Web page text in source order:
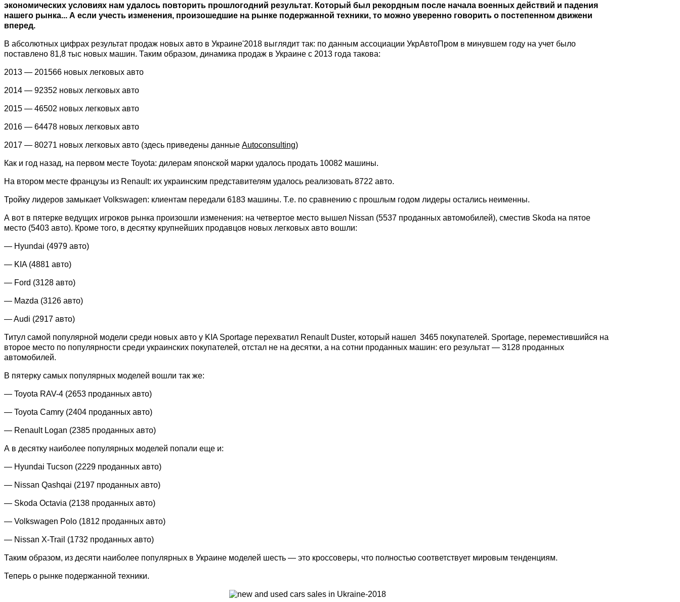
экономических условиях нам удалось повторить прошлогодний результат. Который был рекордным после начала военных действий и падения
нашего рынка... А если учесть изменения, произошедшие на рынке подержанной техники, то можно уверенно говорить о постепенном движени
вперед.
В абсолютных цифрах результат продаж новых авто в Украине'2018 выглядит так: по данным ассоциации УкрАвтоПром в минувшем году на учет было
поставлено 81,8 тыс новых машин. Таким образом, динамика продаж в Украине с 2013 года такова:
2013 — 201566 новых легковых авто
2014 — 92352 новых легковых авто
2015 — 46502 новых легковых авто
2016 — 64478 новых легковых авто
2017 — 80271 новых легковых авто (здесь приведены данные Autoconsulting)
Как и год назад, на первом месте Toyota: дилерам японской марки удалось продать 10082 машины.
На втором месте французы из Renault: их украинским представителям удалось реализовать 8722 авто.
Тройку лидеров замыкает Volkswagen: клиентам передали 6183 машины. Т.е. по сравнению с прошлым годом лидеры остались неименны.
А вот в пятерке ведущих игроков рынка произошли изменения: на четвертое место вышел Nissan (5537 проданных автомобилей), сместив Skoda на пятое
место (5403 авто). Кроме того, в десятку крупнейших продавцов новых легковых авто вошли:
— Hyundai (4979 авто)
— KIA (4881 авто)
— Ford (3128 авто)
— Mazda (3126 авто)
— Audi (2917 авто)
Титул самой популярной модели среди новых авто у KIA Sportage перехватил Renault Duster, который нашел 3465 покупателей. Sportage, переместившийся на
второе место по популярности среди украинских покупателей, отстал не на десятки, а на сотни проданных машин: его результат — 3128 проданных
автомобилей.
В пятерку самых популярных моделей вошли так же:
— Toyota RAV-4 (2653 проданных авто)
— Toyota Camry (2404 проданных авто)
— Renault Logan (2385 проданных авто)
А в десятку наиболее популярных моделей попали еще и:
— Hyundai Tucson (2229 проданных авто)
— Nissan Qashqai (2197 проданных авто)
— Skoda Octavia (2138 проданных авто)
— Volkswagen Polo (1812 проданных авто)
— Nissan X-Trail (1732 проданных авто)
Таким образом, из десяти наиболее популярных в Украине моделей шесть — это кроссоверы, что полностью соответствует мировым тенденциям.
Теперь о рынке подержанной техники.